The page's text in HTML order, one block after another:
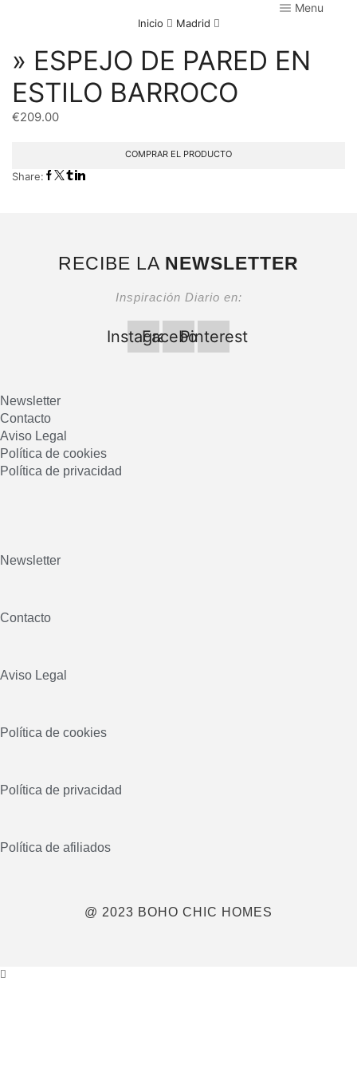
Menu
Inicio Madrid
» ESPEJO DE PARED EN
ESTILO BARROCO
€209.00
COMPRAR EL PRODUCTO
Share:
RECIBE LA NEWSLETTER
Inspiración Diario en:
Instagram
Facebook
Pinterest
Newsletter
Contacto
Aviso Legal
Política de cookies
Política de privacidad
Newsletter
Contacto
Aviso Legal
Política de cookies
Política de privacidad
Política de afiliados
@ 2023 BOHO CHIC HOMES